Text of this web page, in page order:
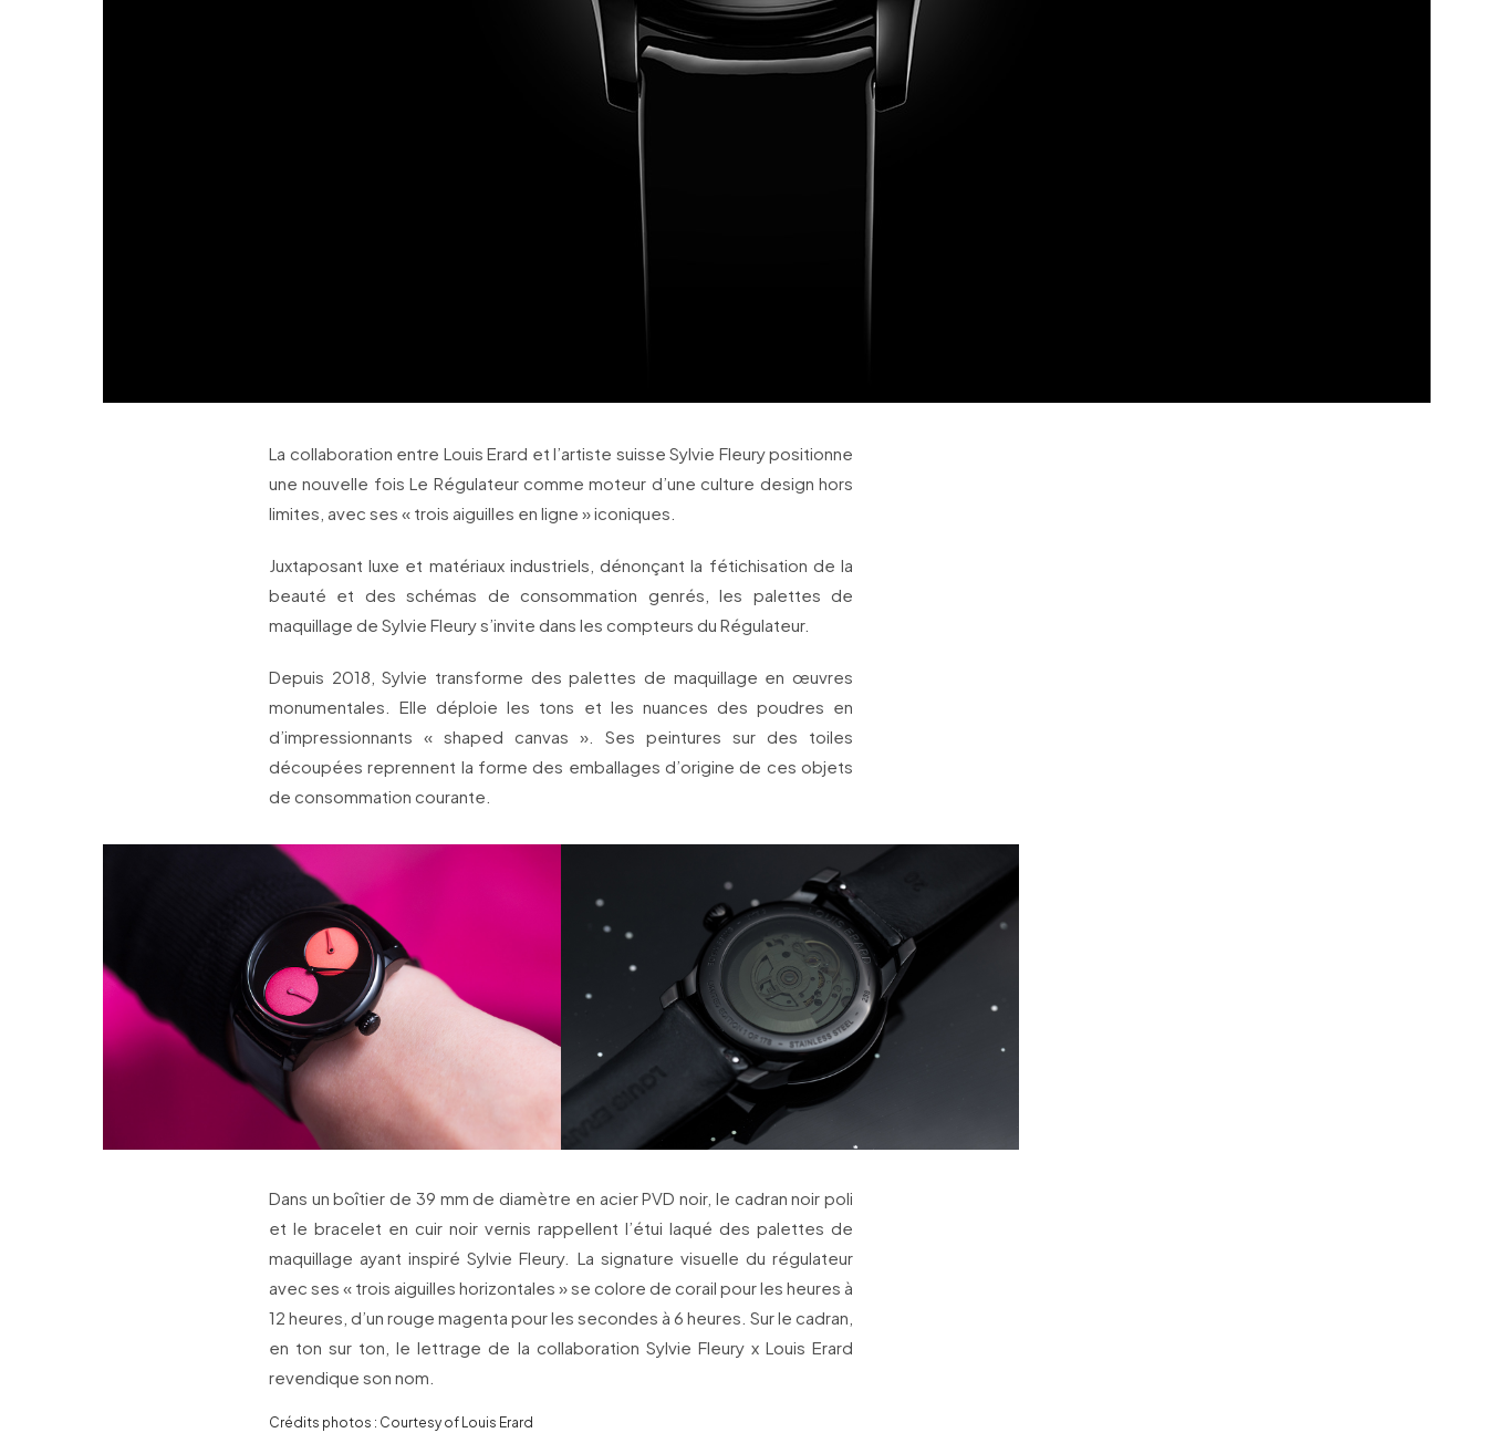
La collaboration entre Louis Erard et l’artiste suisse Sylvie Fleury positionne
une nouvelle fois Le Régulateur comme moteur d’une culture design hors
limites, avec ses « trois aiguilles en ligne » iconiques.
Juxtaposant luxe et matériaux industriels, dénonçant la fétichisation de la
beauté et des schémas de consommation genrés, les palettes de
maquillage de Sylvie Fleury s’invite dans les compteurs du Régulateur.
Depuis 2018, Sylvie transforme des palettes de maquillage en œuvres
monumentales. Elle déploie les tons et les nuances des poudres en
d’impressionnants « shaped canvas ». Ses peintures sur des toiles
découpées reprennent la forme des emballages d’origine de ces objets
de consommation courante.
Dans un boîtier de 39 mm de diamètre en acier PVD noir, le cadran noir poli
et le bracelet en cuir noir vernis rappellent l’étui laqué des palettes de
maquillage ayant inspiré Sylvie Fleury. La signature visuelle du régulateur
avec ses « trois aiguilles horizontales » se colore de corail pour les heures à
12 heures, d’un rouge magenta pour les secondes à 6 heures. Sur le cadran,
en ton sur ton, le lettrage de la collaboration Sylvie Fleury x Louis Erard
revendique son nom.
Crédits photos : Courtesy of Louis Erard